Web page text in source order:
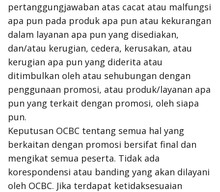
pertanggungjawaban atas cacat atau malfungsi
apa pun pada produk apa pun atau kekurangan
dalam layanan apa pun yang disediakan,
dan/atau kerugian, cedera, kerusakan, atau
kerugian apa pun yang diderita atau
ditimbulkan oleh atau sehubungan dengan
penggunaan promosi, atau produk/layanan apa
pun yang terkait dengan promosi, oleh siapa
pun.
Keputusan OCBC tentang semua hal yang
berkaitan dengan promosi bersifat final dan
mengikat semua peserta. Tidak ada
korespondensi atau banding yang akan dilayani
oleh OCBC. Jika terdapat ketidaksesuaian